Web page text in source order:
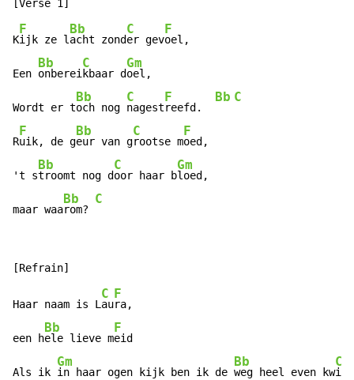
K
F
ijk ze l
Bb
acht zond
C
er gev
F
oel,
Een
Bb
onberei
C
kbaar d
Gm
oel,
Wordt er t
Bb
och nog
C
nagest
F
reefd.
Bb C
R
F
uik, de g
Bb
eur van g
C
rootse m
F
oed,
't s
Bb
troomt nog d
C
oor haar b
Gm
loed,
maar waa
Bb
rom?
C
Haar naam is L
C
au
F
ra,
een h
Bb
ele lieve m
F
eid
Als ik
Gm
in haar ogen kijk ben ik de
Bb
weg heel even kw
C
ijt